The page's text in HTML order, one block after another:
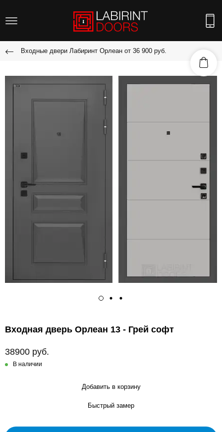
Входные двери Лабиринт Орлеан от 36 900 руб.
Входная дверь Орлеан 13 - Грей софт
38900 руб.
В наличии
Добавить в корзину
Быстрый замер